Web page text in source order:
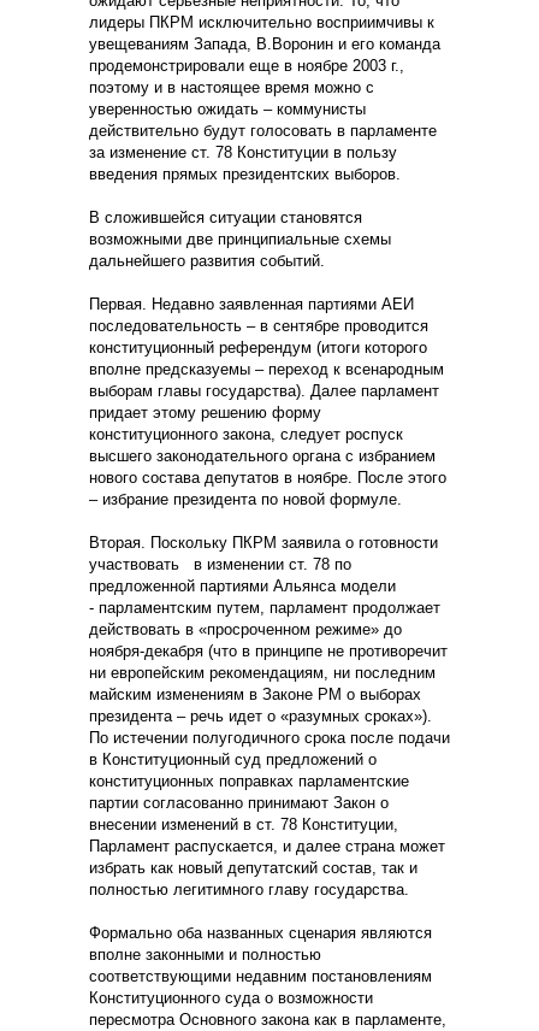
лидеры ПКРМ исключительно восприимчивы к
увещеваниям Запада, В.Воронин и его команда
продемонстрировали еще в ноябре 2003 г.,
поэтому и в настоящее время можно с
уверенностью ожидать – коммунисты
действительно будут голосовать в парламенте
за изменение ст. 78 Конституции в пользу
введения прямых президентских выборов.
В сложившейся ситуации становятся
возможными две принципиальные схемы
дальнейшего развития событий.
Первая. Недавно заявленная партиями АЕИ
последовательность – в сентябре проводится
конституционный референдум (итоги которого
вполне предсказуемы – переход к всенародным
выборам главы государства). Далее парламент
придает этому решению форму
конституционного закона, следует роспуск
высшего законодательного органа с избранием
нового состава депутатов в ноябре. После этого
– избрание президента по новой формуле.
Вторая. Поскольку ПКРМ заявила о готовности
участвовать в изменении ст. 78 по
предложенной партиями Альянса модели
- парламентским путем, парламент продолжает
действовать в «просроченном режиме» до
ноября-декабря (что в принципе не противоречит
ни европейским рекомендациям, ни последним
майским изменениям в Законе РМ о выборах
президента – речь идет о «разумных сроках»).
По истечении полугодичного срока после подачи
в Конституционный суд предложений о
конституционных поправках парламентские
партии согласованно принимают Закон о
внесении изменений в ст. 78 Конституции,
Парламент распускается, и далее страна может
избрать как новый депутатский состав, так и
полностью легитимного главу государства.
Формально оба названных сценария являются
вполне законными и полностью
соответствующими недавним постановлениям
Конституционного суда о возможности
пересмотра Основного закона как в парламенте,